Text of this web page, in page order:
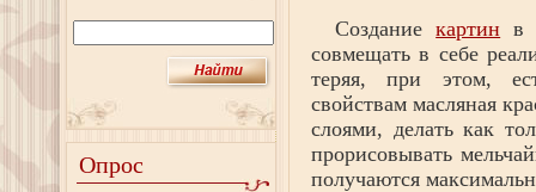
Опрос
Созданиекартин в
совмещать в себе
теряя, при этом,
свойствам масляная
слоями, делать как
прорисовывать
получаются